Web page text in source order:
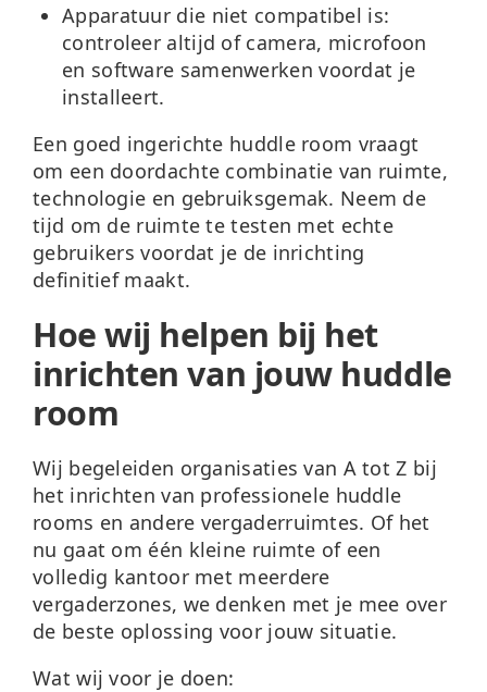
Apparatuur die niet compatibel is:
controleer altijd of camera, microfoon
en software samenwerken voordat je
installeert.
Een goed ingerichte huddle room vraagt
om een doordachte combinatie van ruimte,
technologie en gebruiksgemak. Neem de
tijd om de ruimte te testen met echte
gebruikers voordat je de inrichting
definitief maakt.
Hoe wij helpen bij het
inrichten van jouw huddle
room
Wij begeleiden organisaties van A tot Z bij
het inrichten van professionele huddle
rooms en andere vergaderruimtes. Of het
nu gaat om één kleine ruimte of een
volledig kantoor met meerdere
vergaderzones, we denken met je mee over
de beste oplossing voor jouw situatie.
Wat wij voor je doen: